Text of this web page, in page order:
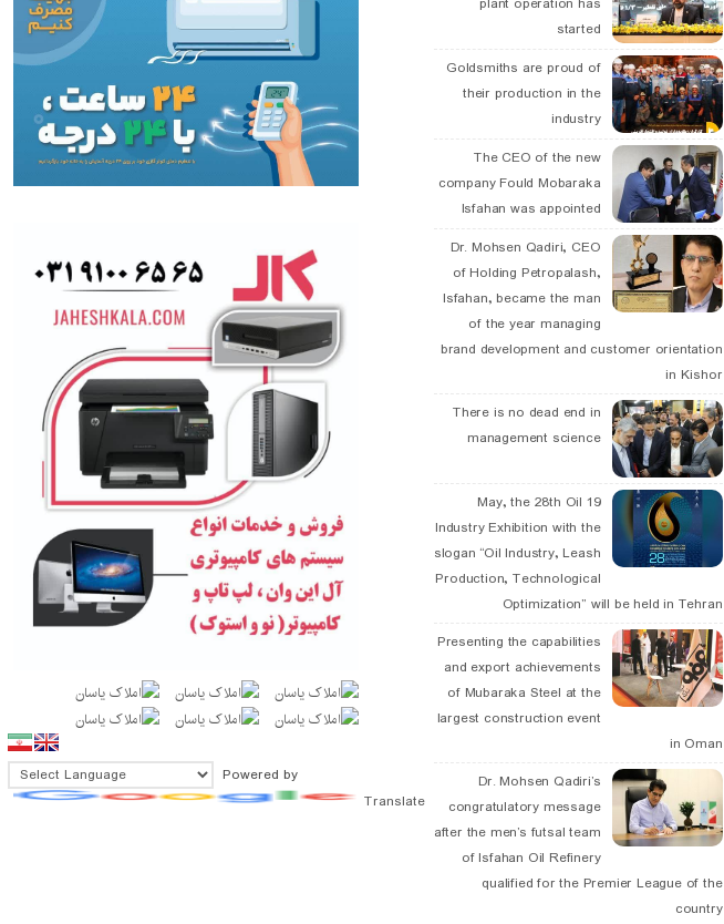
started
Goldsmiths are proud of
their production in the
industry
The CEO of the new
company Fould Mobaraka
Isfahan was appointed
Dr. Mohsen Qadiri, CEO
of Holding Petropalash,
Isfahan, became the man
of the year managing
brand development and customer orientation
in Kishor
There is no dead end in
management science
19 May, the 28th Oil
Industry Exhibition with the
slogan “Oil Industry, Leash
Production, Technological
Optimization” will be held in Tehran
Presenting the capabilities
and export achievements
of Mubaraka Steel at the
largest construction event
in Oman
Dr. Mohsen Qadiri’s
congratulatory message
after the men’s futsal team
of Isfahan Oil Refinery
qualified for the Premier League of the
country
Powered by
Translate